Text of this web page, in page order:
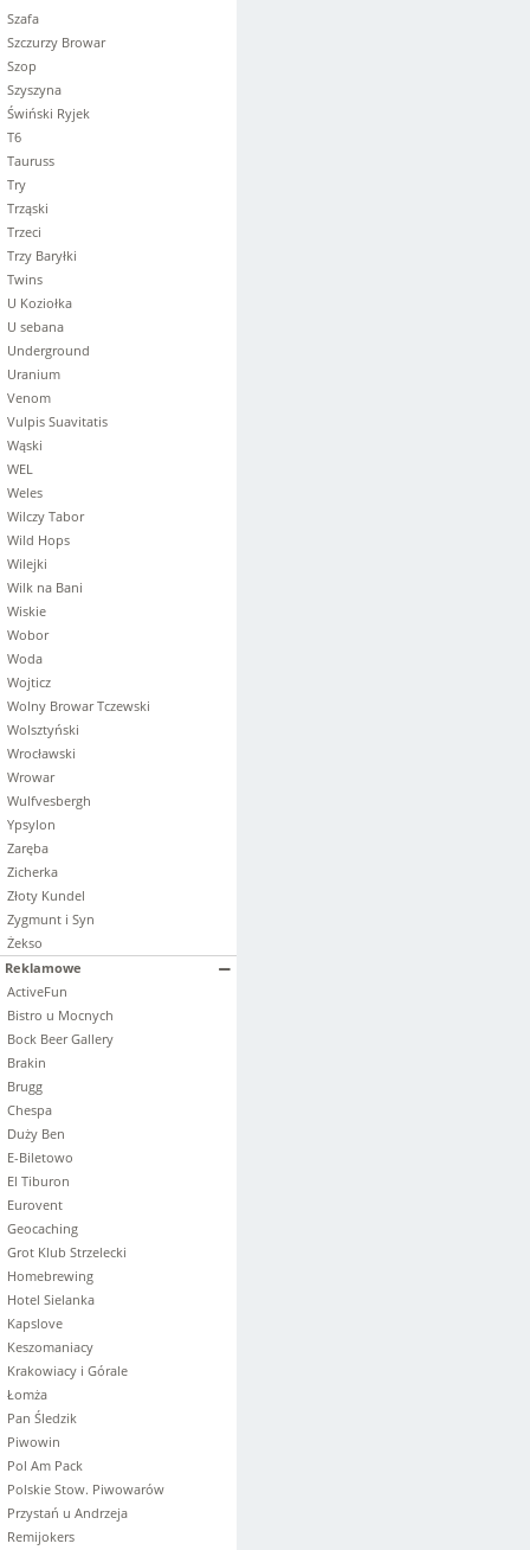
Szafa
Szczurzy Browar
Szop
Szyszyna
Świński Ryjek
T6
Tauruss
Try
Trząski
Trzeci
Trzy Baryłki
Twins
U Koziołka
U sebana
Underground
Uranium
Venom
Vulpis Suavitatis
Wąski
WEL
Weles
Wilczy Tabor
Wild Hops
Wilejki
Wilk na Bani
Wiskie
Wobor
Woda
Wojticz
Wolny Browar Tczewski
Wolsztyński
Wrocławski
Wrowar
Wulfvesbergh
Ypsylon
Zaręba
Zicherka
Złoty Kundel
Zygmunt i Syn
Żekso
Reklamowe
ActiveFun
Bistro u Mocnych
Bock Beer Gallery
Brakin
Brugg
Chespa
Duży Ben
E-Biletowo
El Tiburon
Eurovent
Geocaching
Grot Klub Strzelecki
Homebrewing
Hotel Sielanka
Kapslove
Keszomaniacy
Krakowiacy i Górale
Łomża
Pan Śledzik
Piwowin
Pol Am Pack
Polskie Stow. Piwowarów
Przystań u Andrzeja
Remijokers